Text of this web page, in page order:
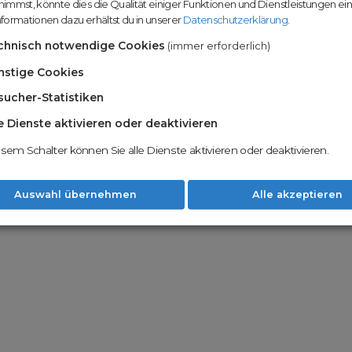
Nachname
du die
Möglichkeiten.
Unsere
Unser Open
um wertvolle
Mit
Option zu
könnte dies die Qualität einiger Funktionen und Dienstleistungen
dazu erhältst du in unsererDatenschutzerklärung.
notwendige Cookies (immer erforderlich)
Cookies
Statistiken
Dienste aktivieren oder deaktivieren
Schalter können Sie alle Dienste aktivieren oder deaktivieren.
Auswahl übernehmen Alle akzeptieren